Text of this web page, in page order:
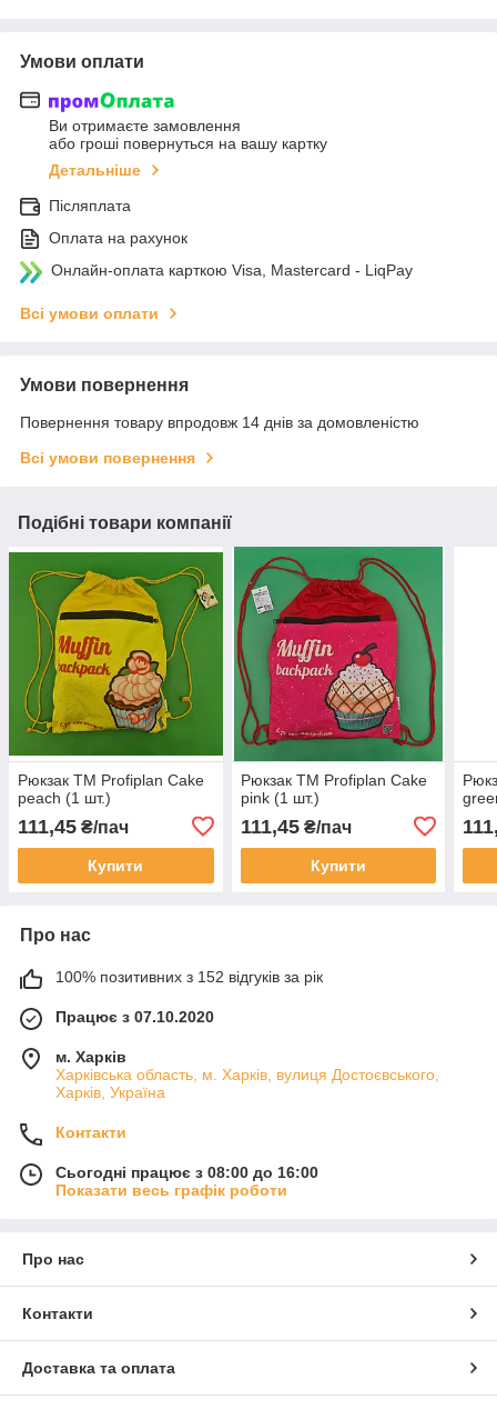
Умови оплати
Ви отримаєте замовлення
або гроші повернуться на вашу картку
Детальніше
Післяплата
Оплата на рахунок
Онлайн-оплата карткою Visa, Mastercard - LiqPay
Всі умови оплати
Умови повернення
Повернення товару впродовж 14 днів за домовленістю
Всі умови повернення
Подібні товари компанії
Рюкзак TM Profiplan Cake
peach (1 шт.)
111,45 ₴/пач
Купити
Рюкзак TM Profiplan Cakе
pink (1 шт.)
111,45₴/пач
Купити
Про нас
100% позитивних з 152 відгуків за рік
Працює з 07.10.2020
м. Харків
Харківська область, м. Харків, вулиця Достоєвського,
Харків, Україна
Контакти
Сьогодні працює з 08:00 до 16:00
Показати весь графік роботи
Про нас
Контакти
Доставка та оплата